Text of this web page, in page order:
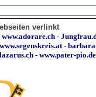
verlinkt
www.adorare.ch -
www.segenskreis.at -
- www.pater-pio.de